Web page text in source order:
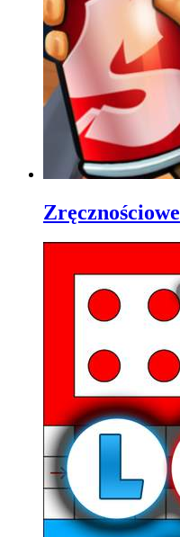
Zręcznościowe